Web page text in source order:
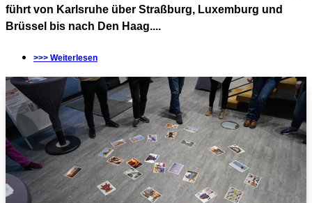
führt von Karlsruhe über Straßburg, Luxemburg und
Brüssel bis nach Den Haag....
>>> Weiterlesen